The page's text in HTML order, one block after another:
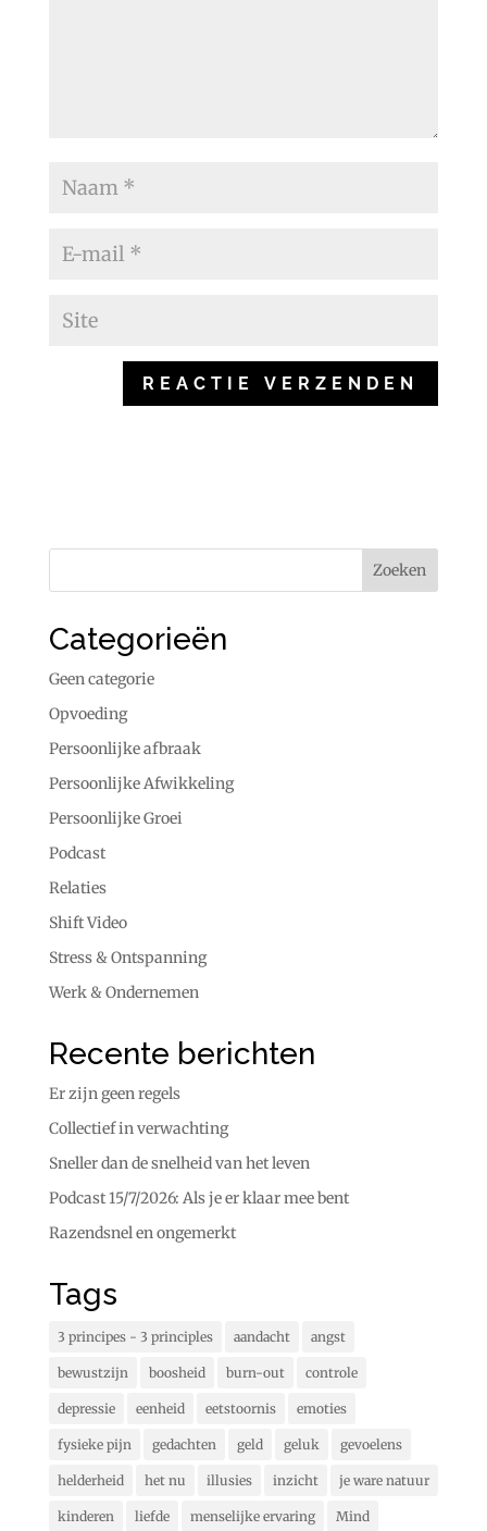
Categorieën
Geen categorie
Opvoeding
Persoonlijke afbraak
Persoonlijke Afwikkeling
Persoonlijke Groei
Podcast
Relaties
Shift Video
Stress & Ontspanning
Werk & Ondernemen
Recente berichten
Er zijn geen regels
Collectief in verwachting
Sneller dan de snelheid van het leven
Podcast 15/7/2026: Als je er klaar mee bent
Razendsnel en ongemerkt
Tags
3 principes - 3 principles aandacht angst
bewustzijn boosheid burn-out controle
depressie eenheid eetstoornis emoties
fysieke pijn gedachten geld geluk gevoelens
helderheid het nu illusies inzicht je ware natuur
kinderen liefde menselijke ervaring Mind